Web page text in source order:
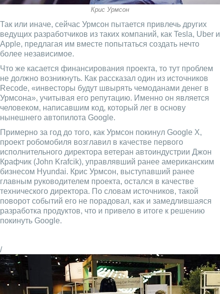
Крис Урмсон
Так или иначе, сейчас Урмсон пытается привлечь других
ведущих разработчиков из таких компаний, как Tesla, Uber и
Apple, предлагая им вместе попытаться создать нечто
более независимое.
Что же касается финансирования проекта, то тут проблем
не должно возникнуть. Как рассказал один из источников
Recode, «инвесторы будут швырять чемоданами денег в
Урмсона», учитывая его репутацию. Именно он является
человеком, написавшим код, который лег в основу
нынешнего автопилота Google.
Примерно за год до того, как Урмсон покинул Google X,
проект робомобиля возглавил в качестве первого
исполнительного директора ветеран автоиндустрии Джон
Крафчик (John Krafcik), управлявший ранее американским
бизнесом Hyundai. Крис Урмсон, выступавший ранее
главным руководителем проекта, остался в качестве
технического директора. По словам источников, такой
поворот событий его не порадовал, как и замедлившаяся
разработка продуктов, что и привело в итоге к решению
покинуть Google.
/